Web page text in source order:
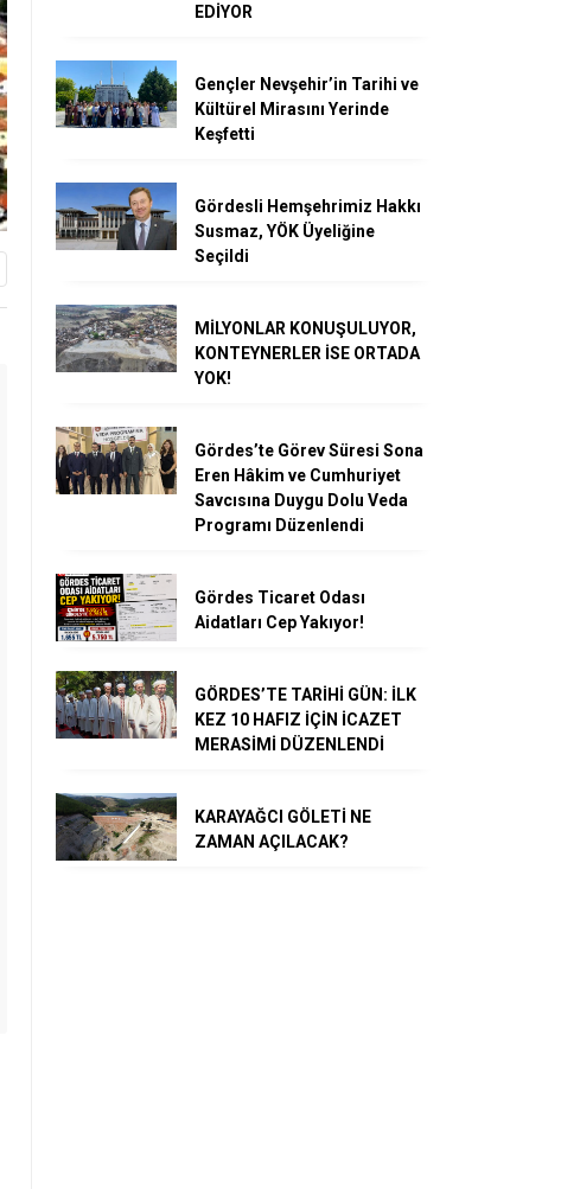
EDİYOR
Gençler Nevşehir’in Tarihi ve
Kültürel Mirasını Yerinde
Keşfetti
Gördesli Hemşehrimiz Hakkı
Susmaz, YÖK Üyeliğine
Seçildi
MİLYONLAR KONUŞULUYOR,
KONTEYNERLER İSE ORTADA
YOK!
Gördes’te Görev Süresi Sona
Eren Hâkim ve Cumhuriyet
Savcısına Duygu Dolu Veda
Programı Düzenlendi
Gördes Ticaret Odası
Aidatları Cep Yakıyor!
GÖRDES’TE TARİHİ GÜN: İLK
KEZ 10 HAFIZ İÇİN İCAZET
MERASİMİ DÜZENLENDİ
KARAYAĞCI GÖLETİ NE
ZAMAN AÇILACAK?